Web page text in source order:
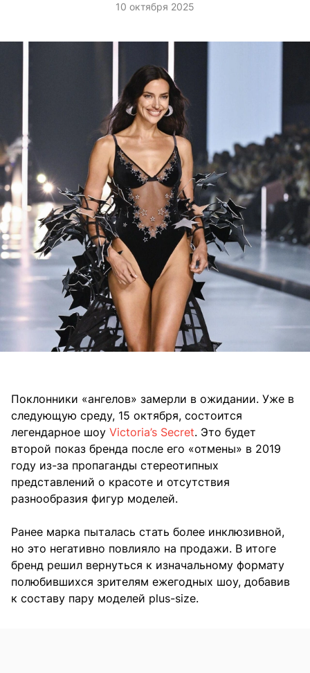
10 октября 2025
Поклонники «ангелов» замерли в ожидании. Уже в
следующую среду, 15 октября, состоится
легендарное шоу Victoria’s Secret. Это будет
второй показ бренда после его «отмены» в 2019
году из-за пропаганды стереотипных
представлений о красоте и отсутствия
разнообразия фигур моделей.
Ранее марка пыталась стать более инклюзивной,
но это негативно повлияло на продажи. В итоге
бренд решил вернуться к изначальному формату
полюбившихся зрителям ежегодных шоу, добавив
к составу пару моделей plus-size.